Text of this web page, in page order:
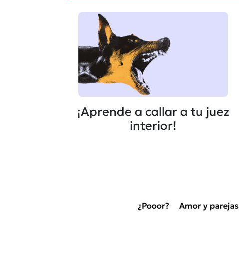
¡Aprende a callar a tu juez
interior!
¿Pooor? Amor y parejas